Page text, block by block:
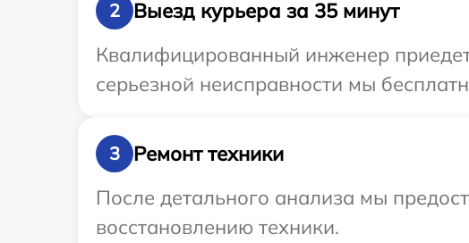
2
Выезд курьера за 35 минут
Квалифицированный инженер
серьезной неисправности мы
3
Ремонт техники
После детального анализа мы
восстановлению техники.